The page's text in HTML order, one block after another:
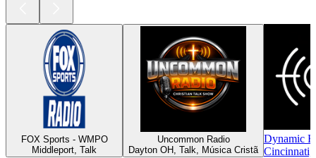
FOX Sports - WMPO
Middleport, Talk
Uncommon Radio
Dayton OH, Talk, Música Cristã
Dynamic
Cincinnati,